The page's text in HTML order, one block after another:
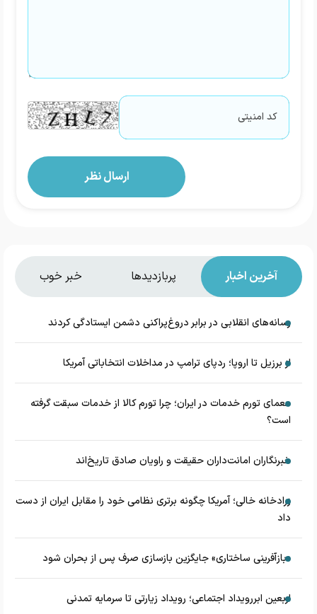
آخرین اخبار پربازدیدها خبر خوب
رسانه‌های انقلابی در برابر دروغ‌پراکنی دشمن ایستادگی کردند
از برزیل تا اروپا؛ ردپای ترامپ در مداخلات انتخاباتی آمریکا
معمای تورم خدمات در ایران؛ چرا تورم کالا از خدمات سبقت گرفته
است؟
خبرنگاران امانت‌داران حقیقت و راویان صادق تاریخ‌اند
زرادخانه‌ خالی؛ آمریکا چگونه برتری نظامی خود را مقابل ایران از دست
داد
«بازآفرینی ساختاری» جایگزین بازسازی صرف پس از بحران شود
اربعین ابررویداد اجتماعی؛ رویداد زیارتی تا سرمایه تمدنی